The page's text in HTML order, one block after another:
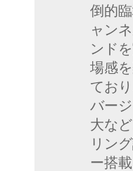
倒的
ャン
ンド
場感
てお
バー
大な
リン
ー搭